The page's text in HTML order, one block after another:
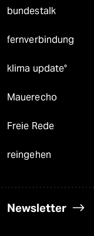
bundestalk
fernverbindung
klima update°
Mauerecho
Freie Rede
reingehen
Newsletter